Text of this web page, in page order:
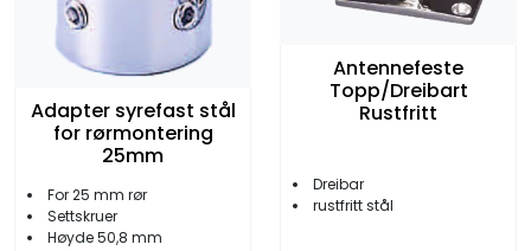
Adapter syrefast stål
for rørmontering
25mm
For 25 mm rør
Settskruer
Høyde 50,8 mm
Antennefeste
Topp/Dreibart
Rustfritt
Dreibar
rustfritt stål